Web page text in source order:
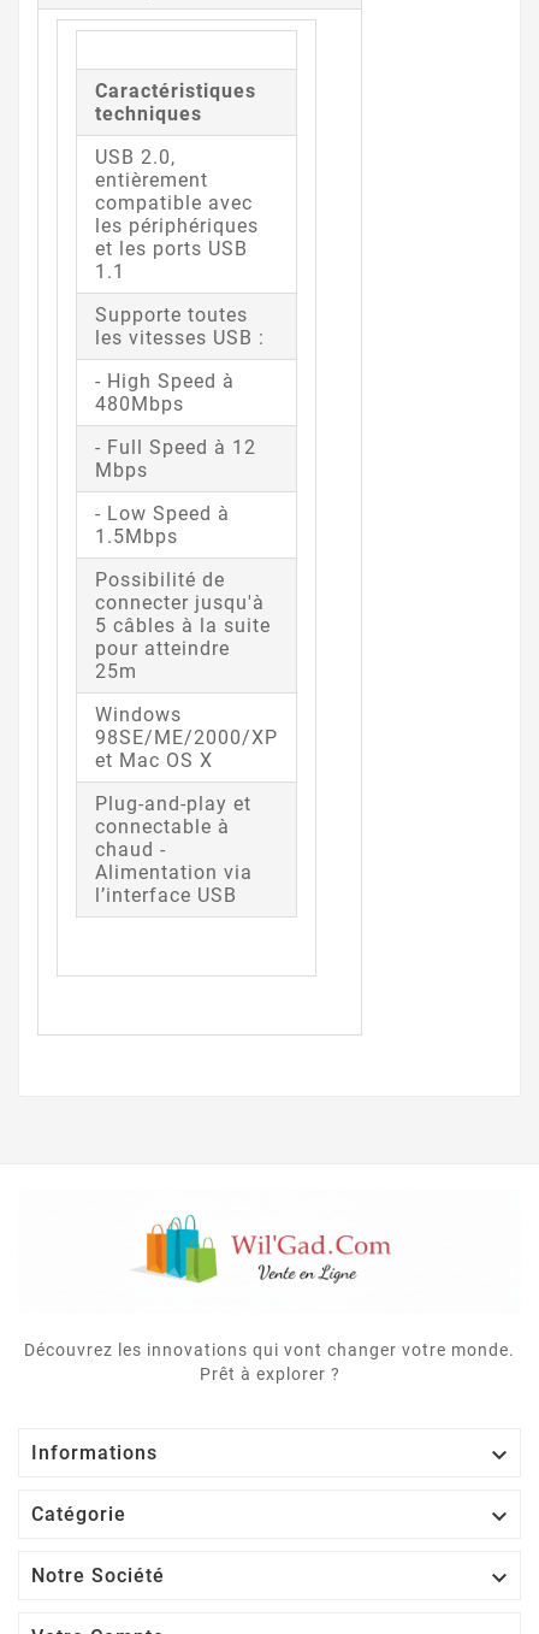
Caractéristiques
techniques
USB 2.0,
entièrement
compatible avec
les périphériques
et les ports USB
1.1
Supporte toutes
les vitesses USB :
- High Speed à
480Mbps
- Full Speed à 12
Mbps
- Low Speed à
1.5Mbps
Possibilité de
connecter jusqu'à
5 câbles à la suite
pour atteindre
25m
Windows
98SE/ME/2000/XP
et Mac OS X
Plug-and-play et
connectable à
chaud -
Alimentation via
l’interface USB
Découvrez les innovations qui vont changer votre monde.
Prêt à explorer ?
Informations 
Catégorie 
Notre Société 